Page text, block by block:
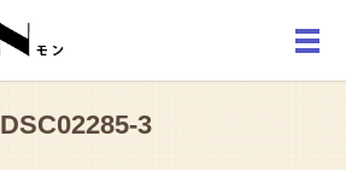
メ
DSC02285-3